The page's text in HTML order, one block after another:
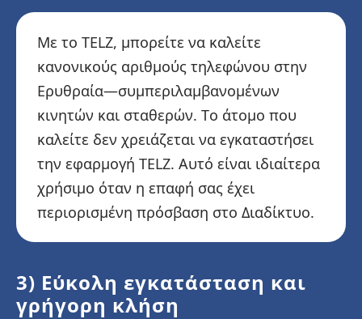
Με το TELZ, μπορείτε να καλείτε
κανονικούς αριθμούς τηλεφώνου στην
Ερυθραία—συμπεριλαμβανομένων
κινητών και σταθερών. Το άτομο που
καλείτε δεν χρειάζεται να εγκαταστήσει
την εφαρμογή TELZ. Αυτό είναι ιδιαίτερα
χρήσιμο όταν η επαφή σας έχει
περιορισμένη πρόσβαση στο Διαδίκτυο.
3) Εύκολη εγκατάσταση και
γρήγορη κλήση